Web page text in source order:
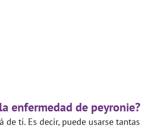
enfermedad de peyronie?
de ti. Es decir, puede usarse tantas